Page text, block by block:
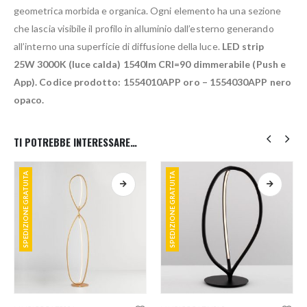
geometrica morbida e organica. Ogni elemento ha una sezione
che lascia visibile il profilo in alluminio dall’esterno generando
all’interno una superficie di diffusione della luce. LED strip
25W 3000K (luce calda) 1540lm CRI=90 dimmerabile (Push e
App). Codice prodotto: 1554010APP oro – 1554030APP nero
opaco.
TI POTREBBE INTERESSARE…
SPEDIZIONE GRATUITA
Questo prodotto ha più varianti. Le opzioni possono essere scelte nella pagina del prodotto
SPEDIZIONE GRATUITA
Questo prodotto ha più varianti. Le opzioni possono essere scelte nella pagina del prodotto